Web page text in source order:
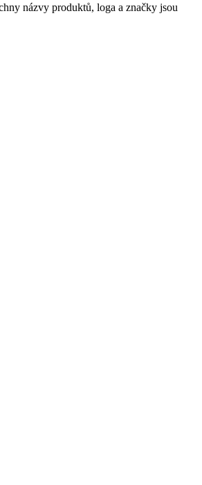
názvy produktů, loga a značky jsou